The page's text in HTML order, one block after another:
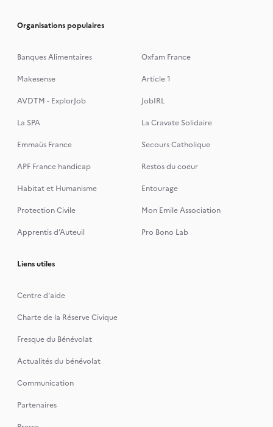
Organisations populaires
Banques Alimentaires
Oxfam France
Makesense
Article 1
AVDTM - ExplorJob
JobIRL
La SPA
La Cravate Solidaire
Emmaüs France
Secours Catholique
APF France handicap
Restos du coeur
Habitat et Humanisme
Entourage
Protection Civile
Mon Emile Association
Apprentis d’Auteuil
Pro Bono Lab
Liens utiles
Centre d'aide
Charte de la Réserve Civique
Fresque du Bénévolat
Actualités du bénévolat
Communication
Partenaires